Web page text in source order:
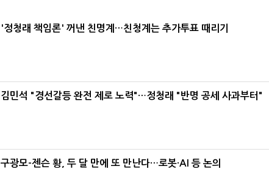
'정청래 책임론' 꺼낸 친명계…친청계는 추가투표 때리기
김민석 "경선갈등 완전 제로 노력"…정청래 "반명 공세 사과부터"
구광모-젠슨 황, 두 달 만에 또 만난다…로봇·AI 등 논의